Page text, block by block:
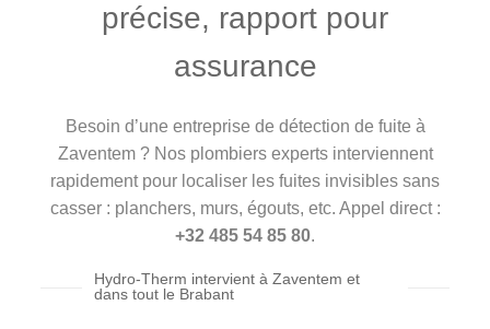
précise, rapport pour
assurance
Besoin d’une entreprise de détection de fuite à
Zaventem ? Nos plombiers experts interviennent
rapidement pour localiser les fuites invisibles sans
casser : planchers, murs, égouts, etc. Appel direct :
+32 485 54 85 80.
Hydro-Therm intervient à Zaventem et
dans tout le Brabant